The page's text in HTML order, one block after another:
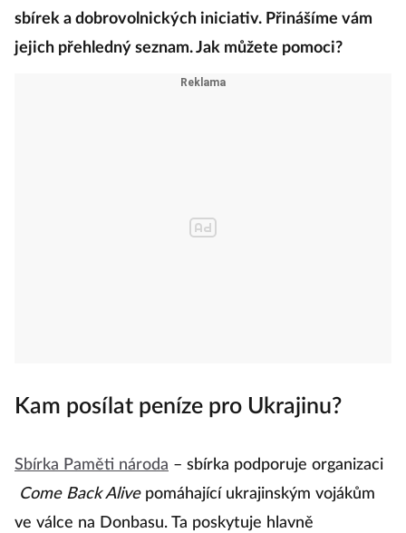
sbírek a dobrovolnických iniciativ. Přinášíme vám
jejich přehledný seznam. Jak můžete pomoci?
Kam posílat peníze pro Ukrajinu?
Sbírka Paměti národa – sbírka podporuje organizaci
Come Back Alivepomáhající ukrajinským vojákům
ve válce na Donbasu. Ta poskytuje hlavně